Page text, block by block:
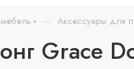
— Аксессуары для
Grace